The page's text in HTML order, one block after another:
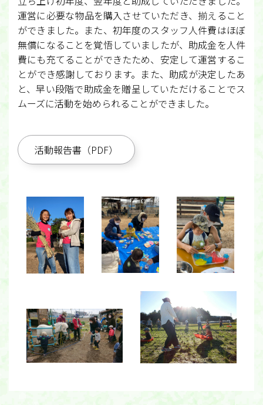
運営に必要な物品を購入させていただき、揃えること
ができました。また、初年度のスタッフ人件費はほぼ
無償になることを覚悟していましたが、助成金を人件
費にも充てることができたため、安定して運営するこ
とができ感謝しております。また、助成が決定したあ
と、早い段階で助成金を贈呈していただけることでス
ムーズに活動を始められることができました。
活動報告書（PDF）